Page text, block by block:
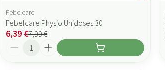
Febelcare
Febelcare Physio Unidoses 30
7,99 €
6,39 €
Quantité